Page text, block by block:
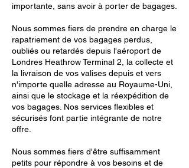
importante, sans avoir à porter de bagages.
Nous sommes fiers de prendre en charge le
rapatriement de vos bagages perdus,
oubliés ou retardés depuis l'aéroport de
Londres Heathrow Terminal 2, la collecte et
la livraison de vos valises depuis et vers
n'importe quelle adresse au Royaume-Uni,
ainsi que le stockage et la réexpédition de
vos bagages. Nos services flexibles et
sécurisés font partie intégrante de notre
offre.
Nous sommes fiers d'être suffisamment
petits pour répondre à vos besoins et de